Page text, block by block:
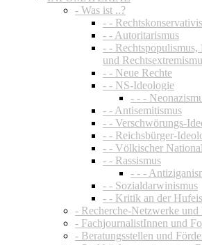
- Was ist ..?
- -
- - Autoritarismus
- - Rechtspopulismus,
und
- - Neue Rechte
- - NS-Ideologie
- - -
- - Antisemitismus
- - Verschwörungs-
- - Reichsbürger-
- - Völkischer
- - Rassismus
- - -
- - Sozialdarwinismus
- - Kritik an der
- Recherche-Netzwerke
- FachjournalistInnen und
- Beratungsstellen und